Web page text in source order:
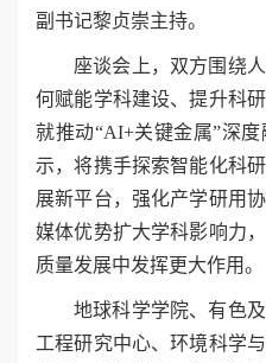
副书记黎贞崇主持。
座谈会上，双方围绕
何赋能学科建设、提升科
就推动“AI+关键金属”深
示，将携手探索智能化科
展新平台，强化产学研用
媒体优势扩大学科影响力
质量发展中发挥更大作用。
地球科学学院、有色
工程研究中心、环境科学